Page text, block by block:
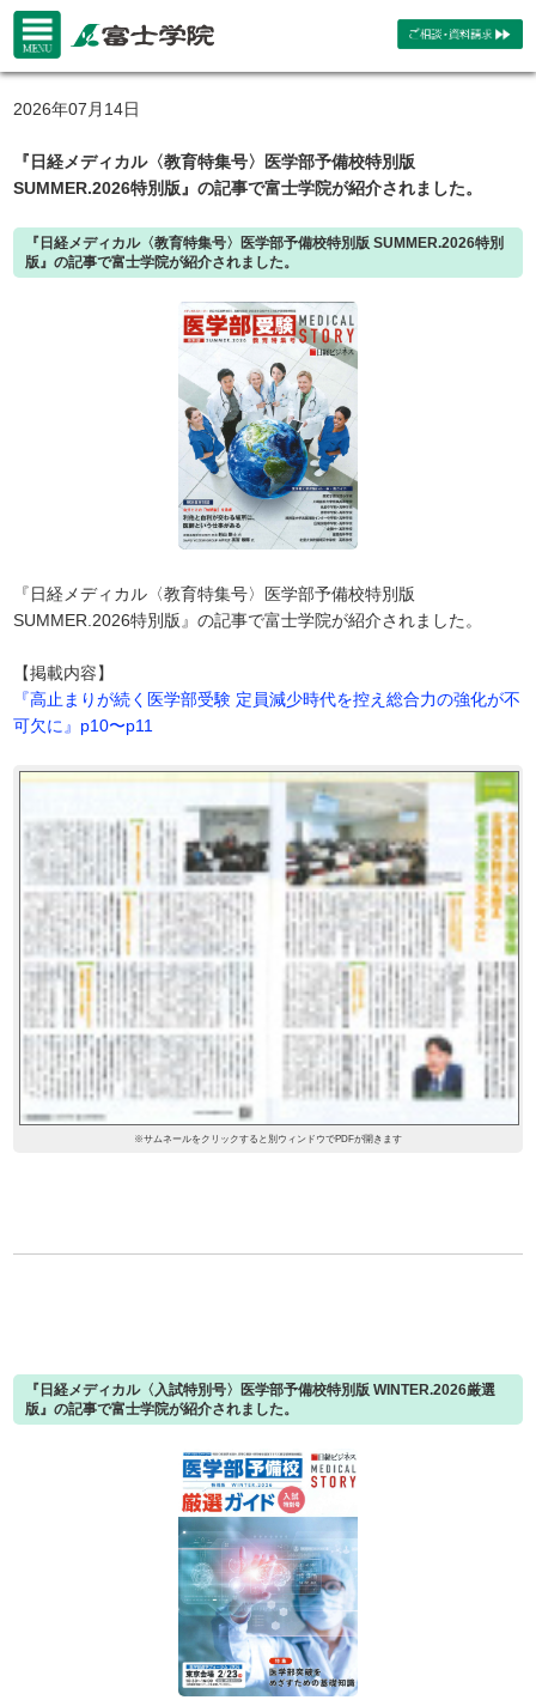
2026年07月14日
『日経メディカル〈教育特集号〉医学部予備校特別版
SUMMER.2026特別版』の記事で富士学院が紹介されました。
『日経メディカル〈教育特集号〉医学部予備校特別版 SUMMER.2026特別
版』の記事で富士学院が紹介されました。
『日経メディカル〈教育特集号〉医学部予備校特別版
SUMMER.2026特別版』の記事で富士学院が紹介されました。
【掲載内容】
『高止まりが続く医学部受験 定員減少時代を控え総合力の強化が不
可欠に』p10〜p11
※サムネールをクリックすると別ウィンドウでPDFが開きます
『日経メディカル〈入試特別号〉医学部予備校特別版 WINTER.2026厳選
版』の記事で富士学院が紹介されました。